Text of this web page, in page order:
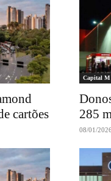
cartões
Capital M
285
08/01/2026